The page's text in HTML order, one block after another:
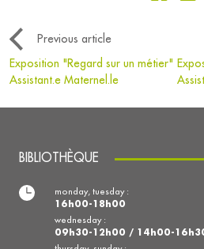
Previous article
Exposition "Regard sur un métier"
Assistant.e Maternel.le
BIBLIOTHÈQUE
monday, tuesday :
16h00-18h00
wednesday :
09h30-12h00 / 14h00-